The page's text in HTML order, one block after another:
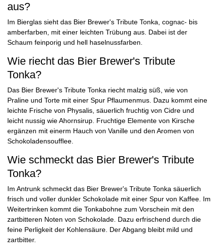
aus?
Im Bierglas sieht das Bier Brewer's Tribute Tonka, cognac- bis
amberfarben, mit einer leichten Trübung aus. Dabei ist der
Schaum feinporig und hell haselnussfarben.
Wie riecht das Bier Brewer's Tribute
Tonka?
Das Bier Brewer's Tribute Tonka riecht malzig süß, wie von
Praline und Torte mit einer Spur Pflaumenmus. Dazu kommt eine
leichte Frische von Physalis, säuerlich fruchtig von Cidre und
leicht nussig wie Ahornsirup. Fruchtige Elemente von Kirsche
ergänzen mit einerm Hauch von Vanille und den Aromen von
Schokoladensoufflee.
Wie schmeckt das Bier Brewer's Tribute
Tonka?
Im Antrunk schmeckt das Bier Brewer's Tribute Tonka säuerlich
frisch und voller dunkler Schokolade mit einer Spur von Kaffee. Im
Weitertrinken kommt die Tonkabohne zum Vorschein mit den
zartbitteren Noten von Schokolade. Dazu erfrischend durch die
feine Perligkeit der Kohlensäure. Der Abgang bleibt mild und
zartbitter.